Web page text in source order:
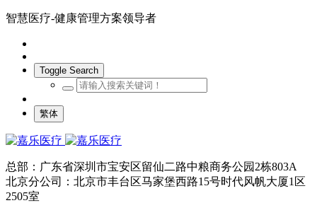
智慧医疗-健康管理方案领导者
Toggle Search
繁体
总部：广东省深圳市宝安区留仙二路中粮商务公园2栋803A
北京分公司：北京市丰台区马家堡西路15号时代风帆大厦1区
2505室